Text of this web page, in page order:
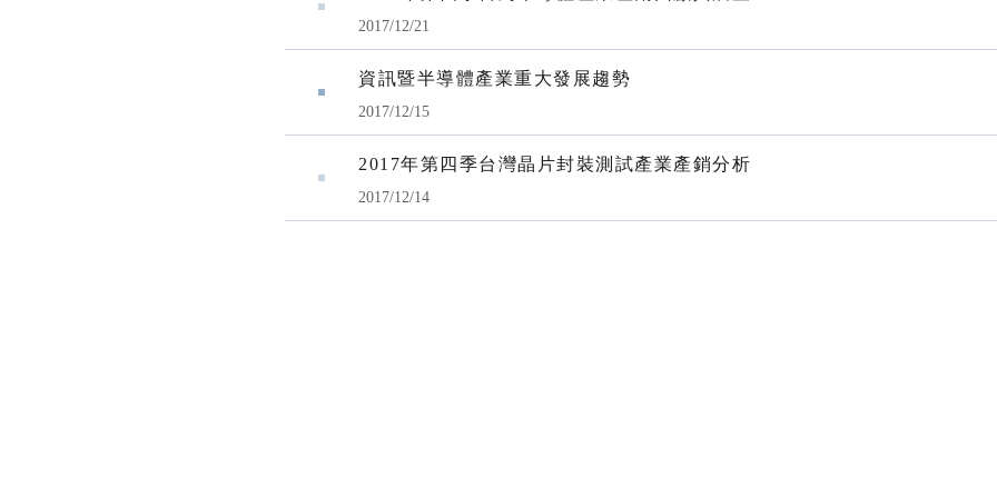
2017/12/21
資訊暨半導體產業重大發展趨勢
2017/12/15
2017年第四季台灣晶片封裝測試產業產銷分析
2017/12/14